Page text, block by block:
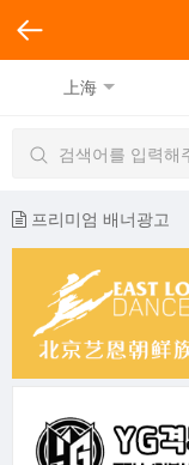
上海
프리미엄 배너광고